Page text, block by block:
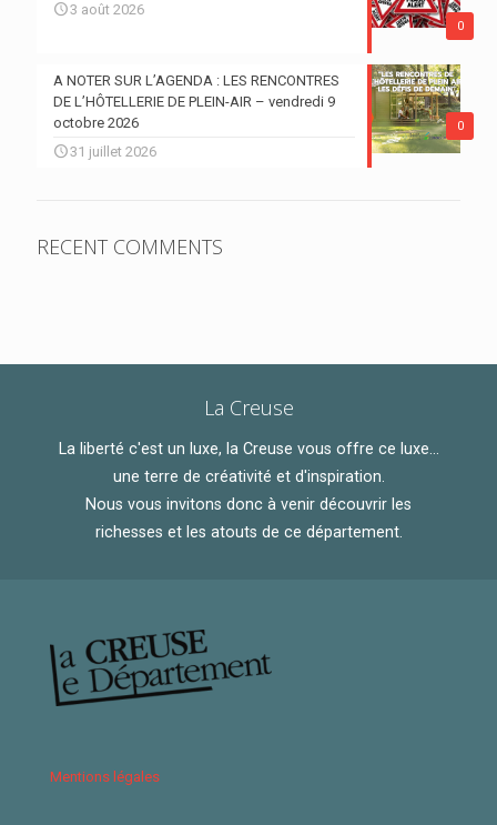
0
3 août 2026
0
A NOTER SUR L’AGENDA : LES RENCONTRES
DE L’HÔTELLERIE DE PLEIN-AIR – vendredi 9
octobre 2026
31 juillet 2026
RECENT COMMENTS
La Creuse
La liberté c'est un luxe, la Creuse vous offre ce luxe...
une terre de créativité et d'inspiration.
Nous vous invitons donc à venir découvrir les
richesses et les atouts de ce département.
Mentions légales